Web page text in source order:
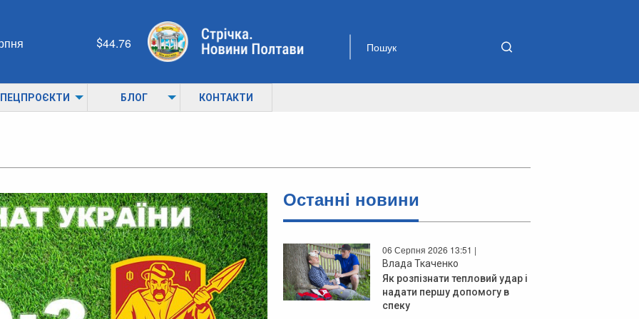
44.76
БЛОГ КОНТАКТИ
Останнi новини
06 Серпня 2026 13:51 |
Влада Ткаченко
Як розпізнати тепловий удар і
надати першу допомогу в
спеку